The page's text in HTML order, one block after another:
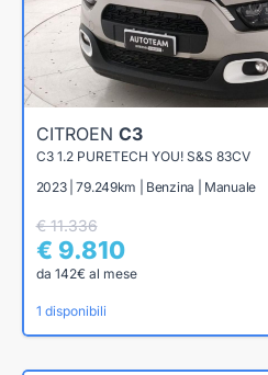
CITROEN C3
C3 1.2 PURETECH YOU! S&S 83CV
2023 | 79.249km | Benzina | Manuale
€ 11.336
€ 9.810
da 142€ al mese
1 disponibili